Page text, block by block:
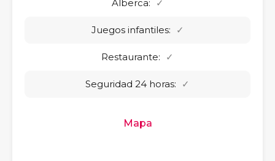
Alberca: ✓
Juegos infantiles: ✓
Restaurante: ✓
Seguridad 24 horas: ✓
Mapa